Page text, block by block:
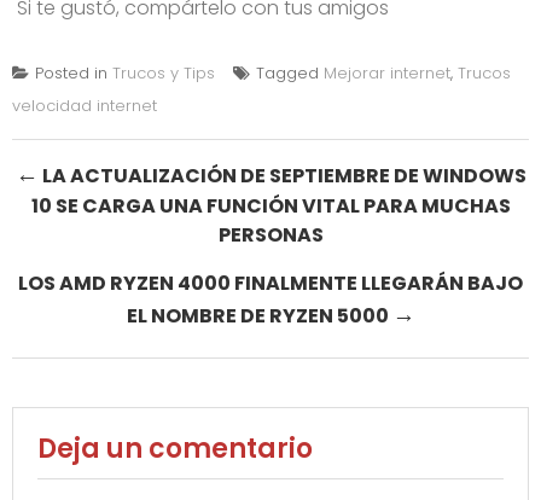
Si te gustó, compártelo con tus amigos
Posted in Trucos y Tips Tagged Mejorar internet, Trucos
velocidad internet
Post
navigation
← LA ACTUALIZACIÓN DE SEPTIEMBRE DE WINDOWS
10 SE CARGA UNA FUNCIÓN VITAL PARA MUCHAS
PERSONAS
LOS AMD RYZEN 4000 FINALMENTE LLEGARÁN BAJO
EL NOMBRE DE RYZEN 5000 →
Deja un comentario